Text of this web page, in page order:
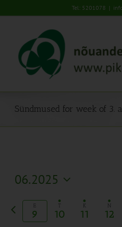
to
Tel: 5201078 |
Sündmused for week of 3.
06.2025
kuupäev.
E
9
T
10
K
11
N
12
Eelmine
nädal